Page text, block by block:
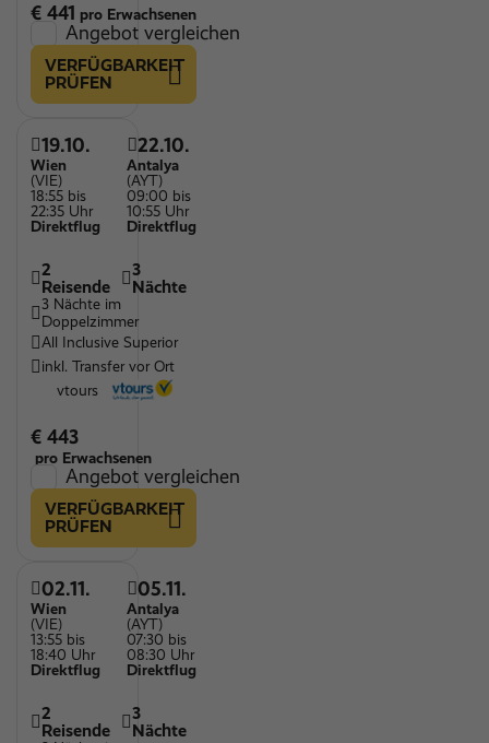
€ 441 pro Erwachsenen
Angebot vergleichen
VERFÜGBARKEIT
PRÜFEN
19.10.
Wien
(VIE)
18:55 bis
22:35 Uhr
Direktflug
22.10.
Antalya
(AYT)
09:00 bis
10:55 Uhr
Direktflug
2
Reisende
3
Nächte
3 Nächte im
Doppelzimmer
All Inclusive Superior
inkl. Transfer vor Ort
vtours
€ 443
pro Erwachsenen
Angebot vergleichen
VERFÜGBARKEIT
PRÜFEN
02.11.
Wien
(VIE)
13:55 bis
18:40 Uhr
Direktflug
05.11.
Antalya
(AYT)
07:30 bis
08:30 Uhr
Direktflug
2
Reisende
3
Nächte